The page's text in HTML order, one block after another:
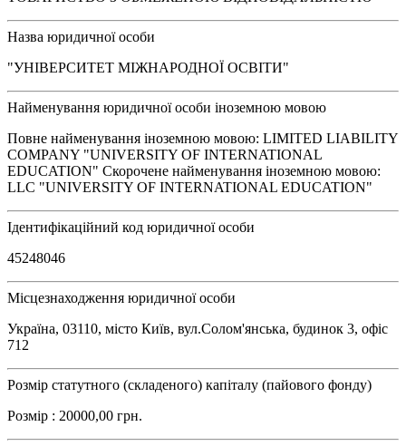
Назва юридичної особи
"УНІВЕРСИТЕТ МІЖНАРОДНОЇ ОСВІТИ"
Найменування юридичної особи іноземною мовою
Повне найменування іноземною мовою: LIMITED LIABILITY
COMPANY "UNIVERSITY OF INTERNATIONAL
EDUCATION" Скорочене найменування іноземною мовою:
LLC "UNIVERSITY OF INTERNATIONAL EDUCATION"
Ідентифікаційний код юридичної особи
45248046
Місцезнаходження юридичної особи
Україна, 03110, місто Київ, вул.Солом'янська, будинок 3, офіс
712
Розмір статутного (складеного) капіталу (пайового фонду)
Розмір : 20000,00 грн.